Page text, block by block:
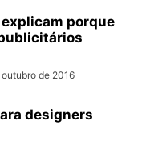
porque
de 2016
designers